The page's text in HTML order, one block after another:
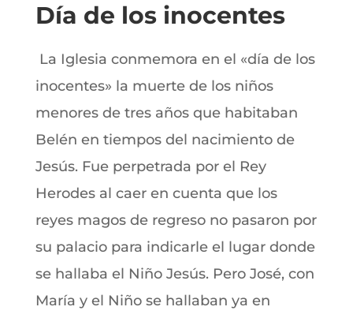
Día de los inocentes
La Iglesia conmemora en el «día de los
inocentes» la muerte de los niños
menores de tres años que habitaban
Belén en tiempos del nacimiento de
Jesús. Fue perpetrada por el Rey
Herodes al caer en cuenta que los
reyes magos de regreso no pasaron por
su palacio para indicarle el lugar donde
se hallaba el Niño Jesús. Pero José, con
María y el Niño se hallaban ya en